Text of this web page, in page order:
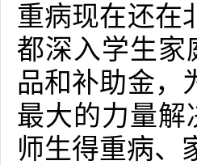
重病现在还在
都深入学生家
品和补助金，
最大的力量解
师生得重病、